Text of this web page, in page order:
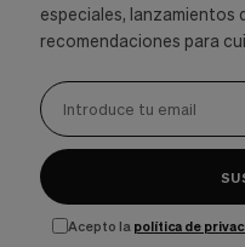
especiales, lanzamientos
recomendaciones para
Acepto la política de